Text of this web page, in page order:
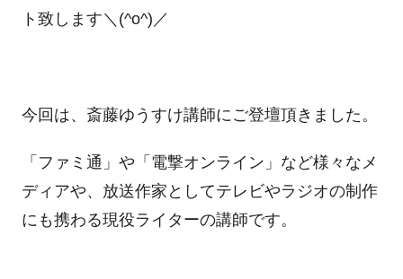
ト致します＼ (^o^) ／
今回は、 斎藤ゆうすけ講師にご登壇頂きました。
「ファミ通 」や「電撃オンライン」など様々なメ
ディアや、放送作家としてテレビやラジオの制作
にも携わる現役ライターの講師です。